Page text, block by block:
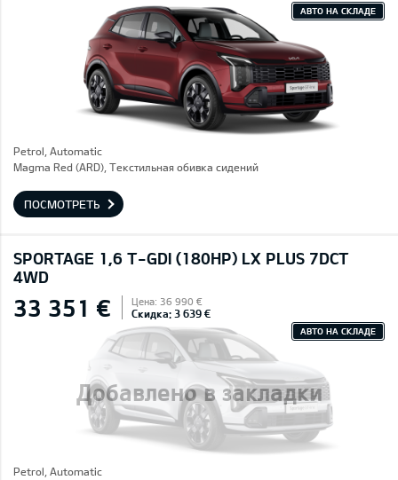
АВТО НА СКЛАДЕ
Petrol, Automatic
Magma Red (ARD), Текстильная обивка сидений
ПОСМОТРЕТЬ
SPORTAGE 1,6 T-GDI (180HP) LX PLUS 7DCT
4WD
Добавлено в закладки
33 351 € Цена: 36 990 €
Скидка: 3 639 €
АВТО НА СКЛАДЕ
Petrol, Automatic